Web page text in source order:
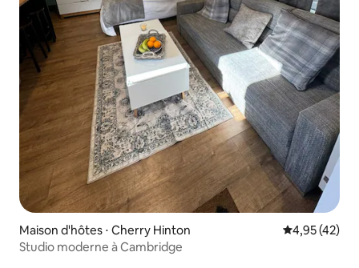
Maison d'hôtes ⋅ Cherry Hinton Évaluation
4,95 (42)
Studio moderne à Cambridge